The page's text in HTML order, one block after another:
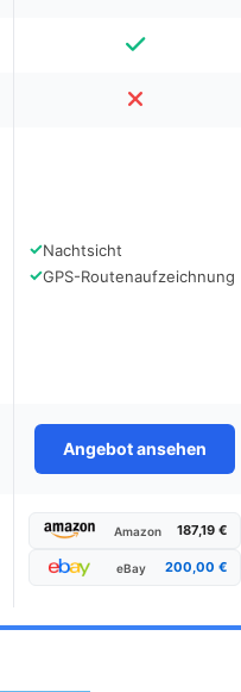
✓Nachtsicht
✓GPS-Routenaufzeichnung
Angebot ansehen
Amazon 187,19 €
eBay 200,00 €